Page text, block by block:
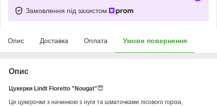
Замовлення під захистом
Опис Доставка Оплата Умови повернення
Опис
Цукерки Lindt Fioretto "Nougat"😇
Це цукерочки з начинкою з нуги та шматочками лісового горіха,